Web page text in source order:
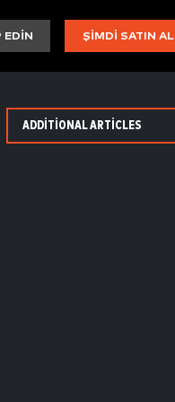
EDIN ŞIMDI SATIN AL
ADDITIONAL ARTICLES